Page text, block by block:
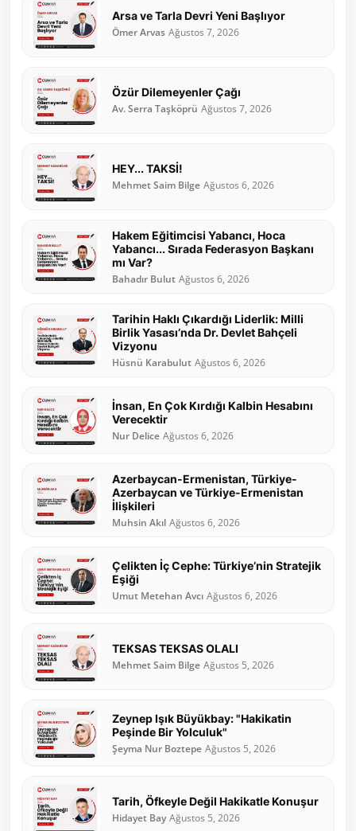
Arsa ve Tarla Devri Yeni Başlıyor
Ömer Arvas Ağustos 7, 2026
Özür Dilemeyenler Çağı
Av. Serra Taşköprü Ağustos 7, 2026
HEY... TAKSİ!
Mehmet Saim Bilge Ağustos 6, 2026
Hakem Eğitimcisi Yabancı, Hoca
Yabancı... Sırada Federasyon Başkanı
mı Var?
Bahadır Bulut Ağustos 6, 2026
Tarihin Haklı Çıkardığı Liderlik: Milli
Birlik Yasası’nda Dr. Devlet Bahçeli
Vizyonu
Hüsnü Karabulut Ağustos 6, 2026
İnsan, En Çok Kırdığı Kalbin Hesabını
Verecektir
Nur Delice Ağustos 6, 2026
Azerbaycan-Ermenistan, Türkiye-
Azerbaycan ve Türkiye-Ermenistan
İlişkileri
Muhsin Akıl Ağustos 6, 2026
Çelikten İç Cephe: Türkiye’nin Stratejik
Eşiği
Umut Metehan Avcı Ağustos 6, 2026
TEKSAS TEKSAS OLALI
Mehmet Saim Bilge Ağustos 5, 2026
Zeynep Işık Büyükbay: "Hakikatin
Peşinde Bir Yolculuk"
Şeyma Nur Boztepe Ağustos 5, 2026
Tarih, Öfkeyle Değil Hakikatle Konuşur
Hidayet Bay Ağustos 5, 2026